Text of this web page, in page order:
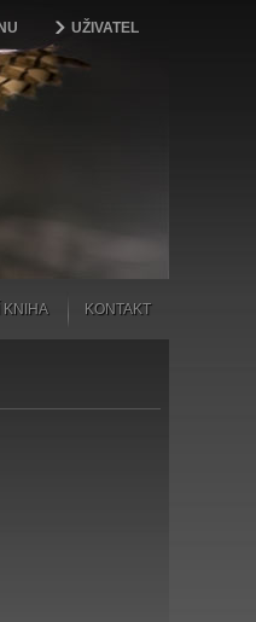
UŽIVATEL
KNIHA KONTAKT